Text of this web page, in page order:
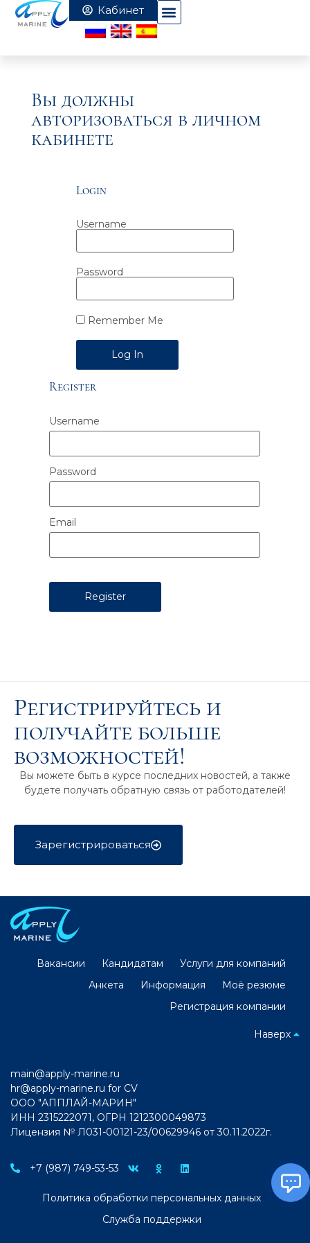
Вы должны
авторизоваться в личном
кабинете
Login
Username
Password
Remember Me
Alternative:
Register
Username
Password
Email
Регистрируйтесь и
получайте больше
возможностей!
Вы можете быть в курсе последних новостей, а также
будете получать обратную связь от работодателей!
Зарегистрироваться
Вакансии Кандидатам
Услуги для компаний
Анкета
Информация
Моё резюме
Регистрация компании
Наверх
main@apply-marine.ru
hr@apply-marine.ru for CV
ООО "АППЛАЙ-МАРИН"
ИНН 2315222071, ОГРН 1212300049873
Лицензия № Л031-00121-23/00629946 от 30.11.2022г.
+7 (987) 749-53-53
Политика обработки персональных данных
Служба поддержки